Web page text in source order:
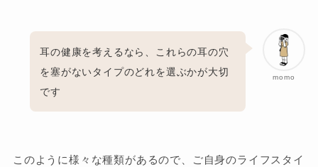
momo
耳の健康を考えるなら、これらの耳の穴
を塞がないタイプのどれを選ぶかが大切
です
このように様々な種類があるので、ご自身のライフスタイ